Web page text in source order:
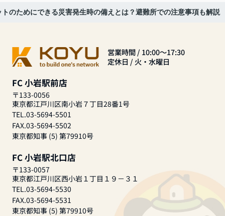
トのためにできる災害発生時の備えとは？避難所での注意事項も解説
営業時間 / 10:00～17:30
定休日 / 火・水曜日
FC 小岩駅前店
〒133-0056
東京都江戸川区南小岩７丁目28番1号
TEL.03-5694-5501
FAX.03-5694-5502
東京都知事 (5) 第79910号
FC 小岩駅北口店
〒133-0057
東京都江戸川区西小岩１丁目１９－３１
TEL.03-5694-5530
FAX.03-5694-5531
東京都知事 (5) 第79910号